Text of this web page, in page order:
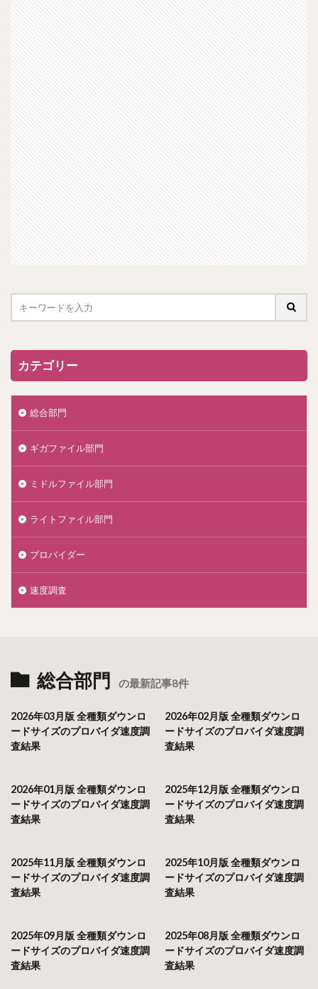
カテゴリー
総合部門
ギガファイル部門
ミドルファイル部門
ライトファイル部門
プロバイダー
速度調査
総合部門 の最新記事8件
2026年03月版 全種類ダウンロ
ードサイズのプロバイダ速度調
査結果
2026年02月版 全種類ダウンロ
ードサイズのプロバイダ速度調
査結果
2026年01月版 全種類ダウンロ
ードサイズのプロバイダ速度調
査結果
2025年12月版 全種類ダウンロ
ードサイズのプロバイダ速度調
査結果
2025年11月版 全種類ダウンロ
ードサイズのプロバイダ速度調
査結果
2025年10月版 全種類ダウンロ
ードサイズのプロバイダ速度調
査結果
2025年09月版 全種類ダウンロ
ードサイズのプロバイダ速度調
査結果
2025年08月版 全種類ダウンロ
ードサイズのプロバイダ速度調
査結果